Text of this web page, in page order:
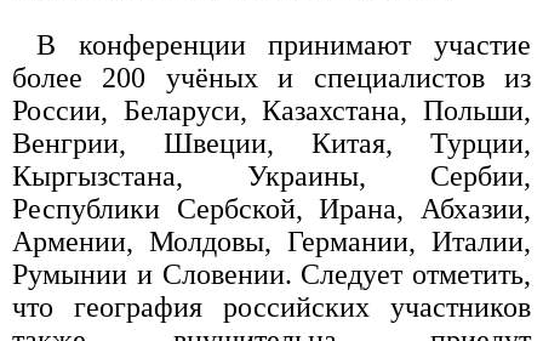
В конференции принимают участие
более 200 учёных и специалистов из
России, Беларуси, Казахстана, Польши,
Венгрии, Швеции, Китая, Турции,
Кыргызстана, Украины, Сербии,
Республики Сербской, Ирана, Абхазии,
Армении, Молдовы, Германии, Италии,
Румынии и Словении. Следует отметить,
что география российских участников